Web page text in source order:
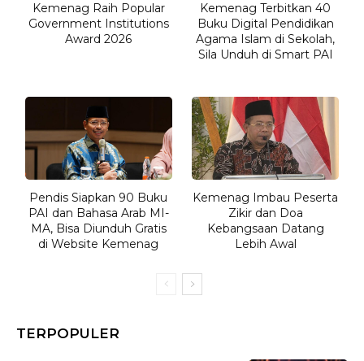
Kemenag Raih Popular
Government Institutions
Award 2026
Kemenag Terbitkan 40
Buku Digital Pendidikan
Agama Islam di Sekolah,
Sila Unduh di Smart PAI
Pendis Siapkan 90 Buku
PAI dan Bahasa Arab MI-
MA, Bisa Diunduh Gratis
di Website Kemenag
Kemenag Imbau Peserta
Zikir dan Doa
Kebangsaan Datang
Lebih Awal
TERPOPULER